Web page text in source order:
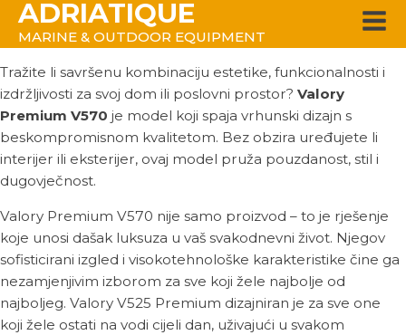
ADRIATIQUE
MARINE & OUTDOOR EQUIPMENT
Tražite li savršenu kombinaciju estetike, funkcionalnosti i
izdržljivosti za svoj dom ili poslovni prostor? Valory
Premium V570 je model koji spaja vrhunski dizajn s
beskompromisnom kvalitetom. Bez obzira uređujete li
interijer ili eksterijer, ovaj model pruža pouzdanost, stil i
dugovječnost.
Valory Premium V570 nije samo proizvod – to je rješenje
koje unosi dašak luksuza u vaš svakodnevni život. Njegov
sofisticirani izgled i visokotehnološke karakteristike čine ga
nezamjenjivim izborom za sve koji žele najbolje od
najboljeg. Valory V525 Premium dizajniran je za sve one
koji žele ostati na vodi cijeli dan, uživajući u svakom